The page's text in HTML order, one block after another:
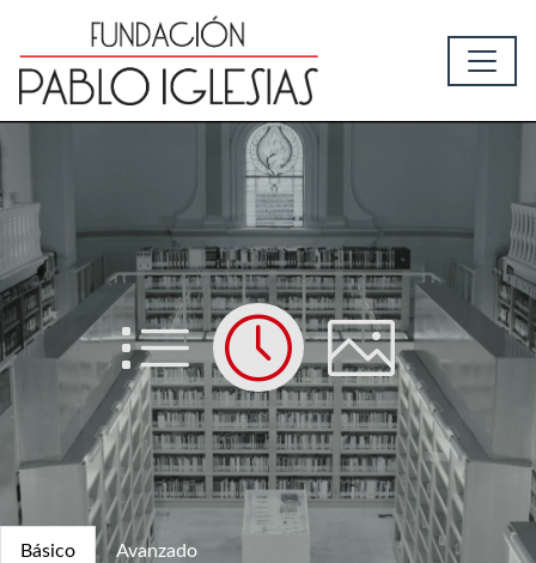
List Time Picture
Básico Avanzado